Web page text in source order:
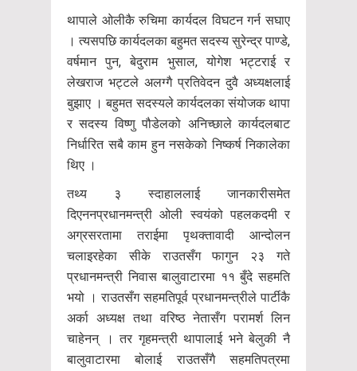
थापाले ओलीकै रुचिमा कार्यदल विघटन गर्न सघाए
। त्यसपछि कार्यदलका बहुमत सदस्य सुरेन्द्र पाण्डे,
वर्षमान पुन, बेदुराम भुसाल, योगेश भट्टराई र
लेखराज भट्टले अलग्गै प्रतिवेदन दुवै अध्यक्षलाई
बुझाए । बहुमत सदस्यले कार्यदलका संयोजक थापा
र सदस्य विष्णु पौडेलको अनिच्छाले कार्यदलबाट
निर्धारित सबै काम हुन नसकेको निष्कर्ष निकालेका
थिए ।
तथ्य ३ स्दाहाललाई जानकारीसमेत
दिएननप्रधानमन्त्री ओली स्वयंको पहलकदमी र
अग्रसरतामा तराईमा पृथक्तावादी आन्दोलन
चलाइरहेका सीके राउतसँग फागुन २३ गते
प्रधानमन्त्री निवास बालुवाटारमा ११ बुँदे सहमति
भयो । राउतसँग सहमतिपूर्व प्रधानमन्त्रीले पार्टीकै
अर्का अध्यक्ष तथा वरिष्ठ नेतासँग परामर्श लिन
चाहेनन् । तर गृहमन्त्री थापालाई भने बेलुकी नै
बालुवाटारमा बोलाई राउतसँगै सहमतिपत्रमा